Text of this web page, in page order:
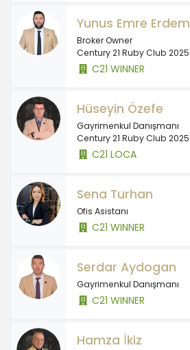
Yunus Emre Erdem
Broker Owner
Century 21 Ruby Club 2025
C21 WINNER
Hüseyin Özefe
Gayrimenkul Danışmanı
Century 21 Ruby Club 2025
C21 LOCA
Sena Turhan
Ofis Asistanı
C21 WINNER
Serdar Aydogan
Gayrimenkul Danışmanı
C21 WINNER
Hamza İkiz